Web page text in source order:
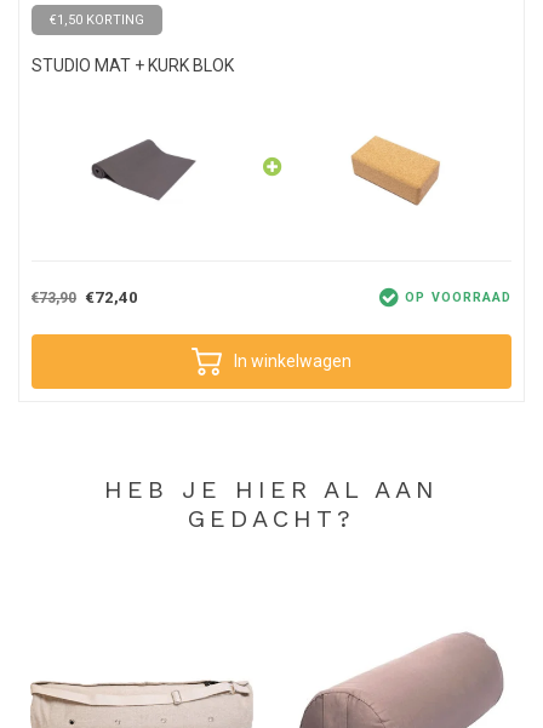
€1,50 KORTING
STUDIO MAT + KURK BLOK
€73,90 €72,40 OP VOORRAAD
In winkelwagen
HEB JE HIER AL AAN
GEDACHT?